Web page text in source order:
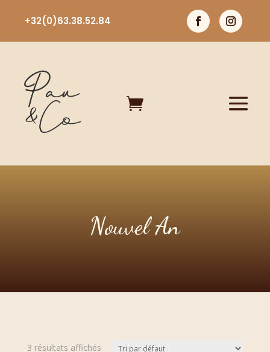
+32(0)63.38.52.84

Nouvel An
3 résultats affichés